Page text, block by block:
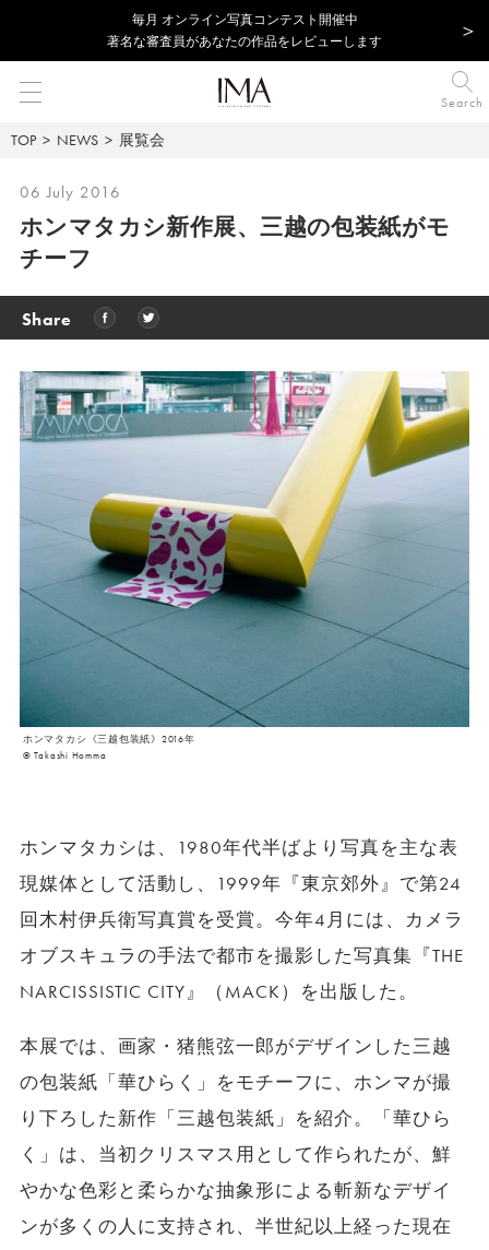
毎⽉ オンライン写真コンテスト開催中
著名な審査員があなたの作品をレビューします
Search
TOP NEWS 展覧会
06 July 2016
ホンマタカシ新作展、三越の包装紙がモ
チーフ
Share
ホンマタカシ《三越包装紙》2016年
© Takashi Homma
ホンマタカシは、1980年代半ばより写真を主な表
現媒体として活動し、1999年『東京郊外』で第24
回木村伊兵衛写真賞を受賞。今年4月には、カメラ
オブスキュラの手法で都市を撮影した写真集『THE
NARCISSISTIC CITY』（MACK）を出版した。
本展では、画家・猪熊弦一郎がデザインした三越
の包装紙「華ひらく」をモチーフに、ホンマが撮
り下ろした新作「三越包装紙」を紹介。「華ひら
く」は、当初クリスマス用として作られたが、鮮
やかな色彩と柔らかな抽象形による斬新なデザイ
ンが多くの人に支持され、半世紀以上経った現在